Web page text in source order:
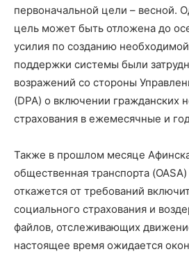
первоначальной цели – весной.
цель может быть отложена до
усилия по созданию
поддержки системы были
возражений со стороны
(DPA) о включении гражданских
страхования в ежемесячные и
Также в прошлом месяце
общественная транспорта (OASA)
откажется от требований
социального страхования и
файлов, отслеживающих
настоящее время ожидается